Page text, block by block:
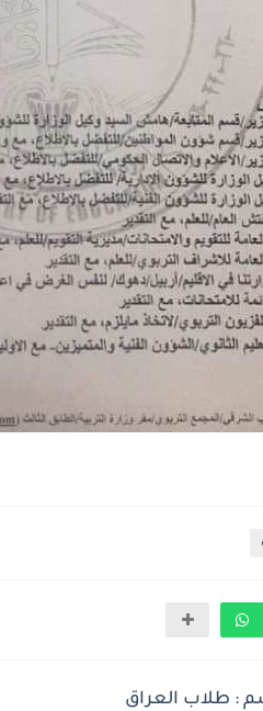
: طلاب العراق